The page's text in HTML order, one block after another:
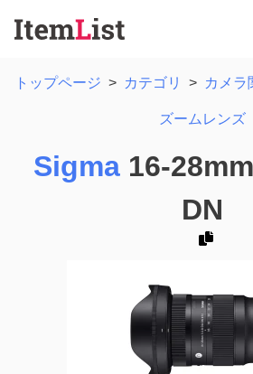
トップページ > カテゴリ > カメラ
ズームレンズ
Sigma16-
DN